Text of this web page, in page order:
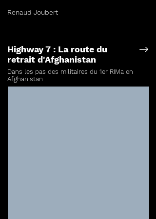
Highway 7 : La route du
retrait d'Afghanistan
Renaud Joubert
Dans les pas des militaires du 1er RIMa en
Afghanistan